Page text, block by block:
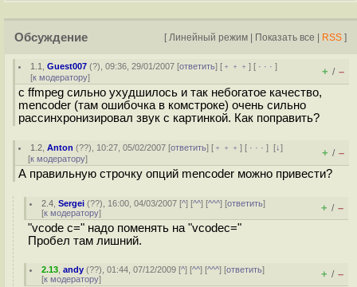
Обсуждение [ Линейный режим | Показать все | RSS ]
1.1 ,Guest007 (?), 09:36, 29/01/2007 [ответить] [ ﹢﹢﹢] [ · · ·]
[к модератору] + / –
c ffmpeg сильно ухудшилось и так небогатое качество,
mencoder (там ошибочка в комстроке) очень сильно
рассинхронизировал звук с картинкой. Как поправить?
1.2 ,Anton (??), 10:27, 05/02/2007 [ответить] [ ﹢﹢﹢] [ · · ·][↓]
[к модератору] + / –
А правильную строчку опций mencoder можно привести?
2.4 ,Sergei (??), 16:00, 04/03/2007 [^] [^^] [^^^] [ответить]
[к модератору] + / –
"vcode c=" надо поменять на "vcodec="
Пробел там лишний.
2.13 ,andy (??), 01:44, 07/12/2009 [^] [^^] [^^^] [ответить]
[к модератору] + / –